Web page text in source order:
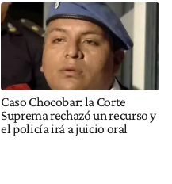
Caso Chocobar: la Corte
Suprema rechazó un recurso y
el policía irá a juicio oral